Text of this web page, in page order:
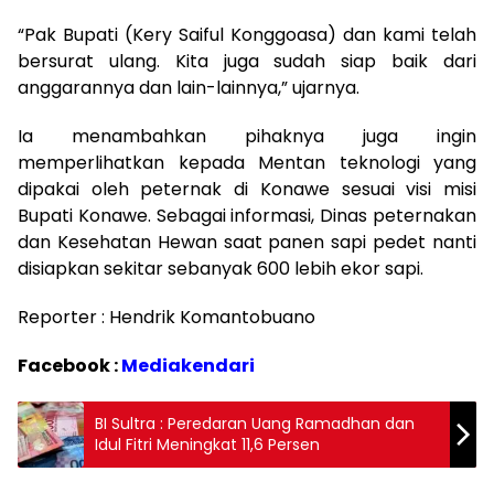
“Pak Bupati (Kery Saiful Konggoasa) dan kami telah
bersurat ulang. Kita juga sudah siap baik dari
anggarannya dan lain-lainnya,” ujarnya.
Ia menambahkan pihaknya juga ingin
memperlihatkan kepada Mentan teknologi yang
dipakai oleh peternak di Konawe sesuai visi misi
Bupati Konawe. Sebagai informasi, Dinas peternakan
dan Kesehatan Hewan saat panen sapi pedet nanti
disiapkan sekitar sebanyak 600 lebih ekor sapi.
Reporter : Hendrik Komantobuano
Facebook :Mediakendari
BI Sultra : Peredaran Uang Ramadhan dan
Idul Fitri Meningkat 11,6 Persen